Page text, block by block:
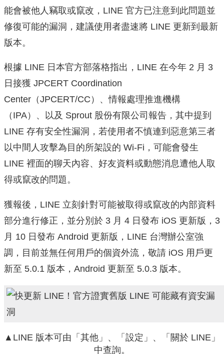
能會被他人竊取或竄改，LINE 官方已注意到此問題並
修復可能的漏洞，建議使用者盡速將 LINE 更新到最新
版本。
根據 LINE 日本官方部落格指出，LINE 在今年 2 月 3
日接獲 JPCERT Coordination
Center（JPCERT/CC）、情報處理推進機構
（IPA）、以及 Sprout 股份有限公司報告，其中提到
LINE 存有安全性漏洞，若使用者不慎連到惡意第三者
以中間人攻擊為目的所架設的 Wi-Fi，可能會發生
LINE 裡面的聊天內容、好友資料或動態消息遭他人取
得或竄改的問題。
獲報後，LINE 立刻針對可能被取得或竄改的內部資料
部分進行修正，並分別於 3 月 4 日發布 iOS 更新版，3
月 10 日發布 Android 更新版，LINE 台灣辦公室強
調，目前並無任何用戶的個資外流，敬請 iOS 用戶更
新至 5.0.1 版本，Android 更新至 5.0.3 版本。
▲LINE 版本可由「其他」、「設定」、「關於 LINE」
中查詢。